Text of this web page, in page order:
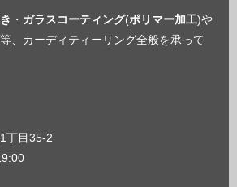
・ ガラスコーティング(ポリマー加工)や
等、カーディティーリング全般を承って
丁目35-2